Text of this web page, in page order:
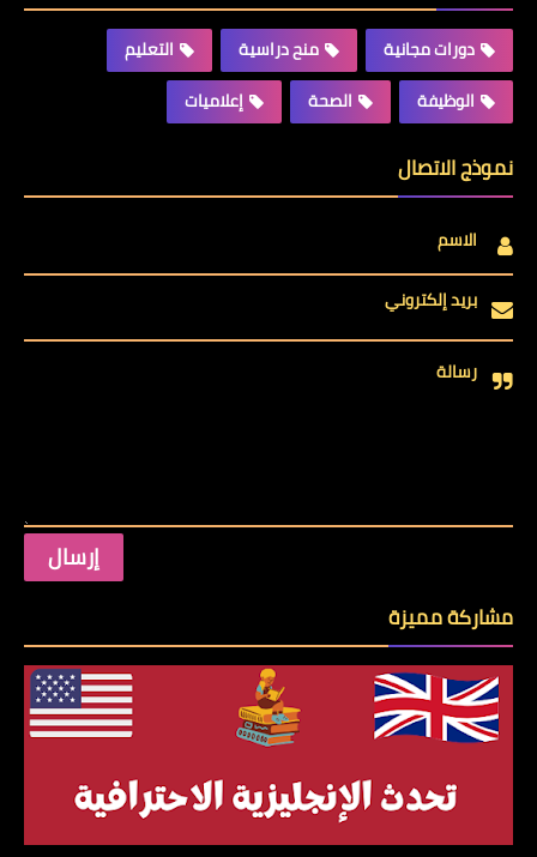
دورات مجانية منح دراسية
التعليم
الوظيفة
الصحة إعلاميات
نموذج الاتصال
الاسم
بريد إلكتروني
رسالة
مشاركة مميزة